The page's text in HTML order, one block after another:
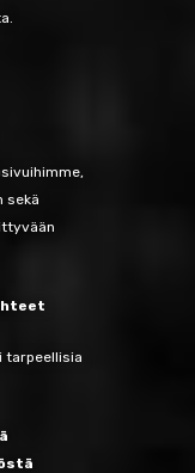
sekä
tarpeellisia